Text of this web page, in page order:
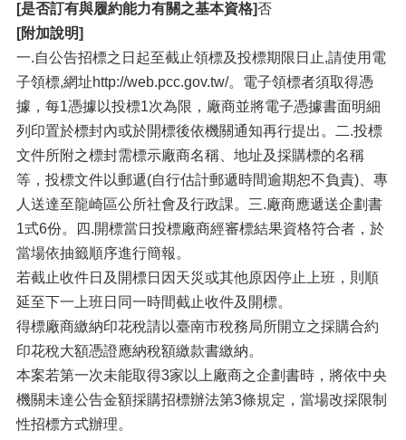
[是否訂有與履約能力有關之基本資格]否
[附加說明]
一.自公告招標之日起至截止領標及投標期限日止,請使用電
子領標,網址http://web.pcc.gov.tw/。電子領標者須取得憑
據，每1憑據以投標1次為限，廠商並將電子憑據書面明細
列印置於標封內或於開標後依機關通知再行提出。二.投標
文件所附之標封需標示廠商名稱、地址及採購標的名稱
等，投標文件以郵遞(自行估計郵遞時間逾期恕不負責)、專
人送達至龍崎區公所社會及行政課。三.廠商應遞送企劃書
1式6份。四.開標當日投標廠商經審標結果資格符合者，於
當場依抽籤順序進行簡報。
若截止收件日及開標日因天災或其他原因停止上班，則順
延至下一上班日同一時間截止收件及開標。
得標廠商繳納印花稅請以臺南市稅務局所開立之採購合約
印花稅大額憑證應納稅額繳款書繳納。
本案若第一次未能取得3家以上廠商之企劃書時，將依中央
機關未達公告金額採購招標辦法第3條規定，當場改採限制
性招標方式辦理。